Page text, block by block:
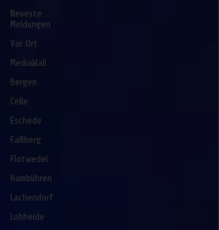
Neueste
Meldungen
Vor Ort
MediaWall
Bergen
Celle
Eschede
Faßberg
Flotwedel
Hambühren
Lachendorf
Lohheide